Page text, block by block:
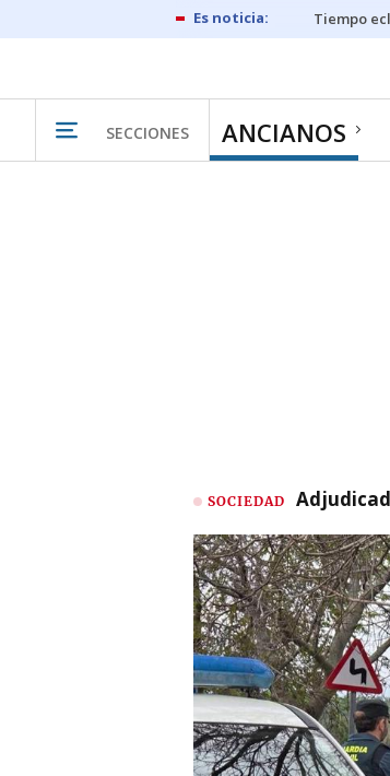
Tiempo
SECCIONES ANCIANOS
SOCIEDAD